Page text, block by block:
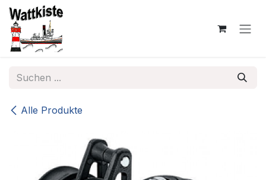
Zum Inhalt springen
Alle Produkte